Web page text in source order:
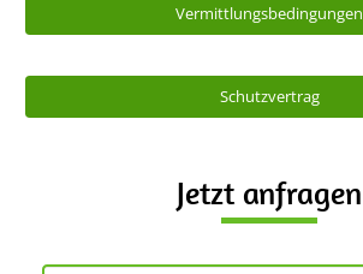
Vermittlungsbedingungen
Schutzvertrag
Jetzt anfragen